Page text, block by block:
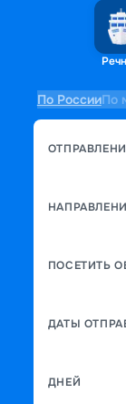
По РоссииПо
ПОСЕТИТЬ
ДАТЫ
ДНЕЙ